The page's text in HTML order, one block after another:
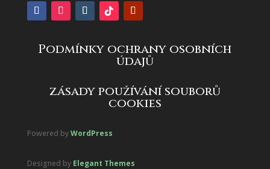
Podmínky ochrany osobních
údajů
zásady používání souborů
cookies
Powered byWordPress
Designed by Elegant Themes